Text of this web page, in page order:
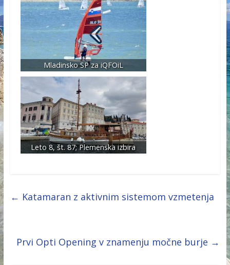
Mladinsko SP za iQFOiL
Leto 8, št. 87; Plemenska izbira
← Katamaran z aktivnim sistemom vzmetenja
Prvi Opti Opening v znamenju močne burje →